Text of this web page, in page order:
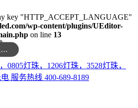
key "HTTP_ACCEPT_LANGUAGE"
wp-content/plugins/UEditor-
on line 13
你们是是需要贴片还是插件灯珠呢？